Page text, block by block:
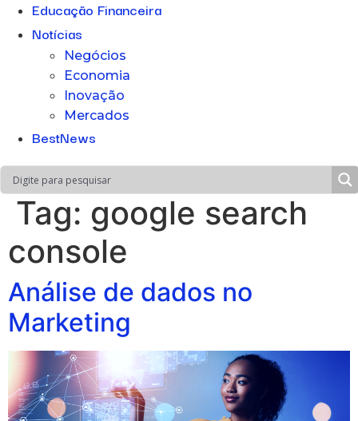
Educação Financeira
Notícias
Negócios
Economia
Inovação
Mercados
BestNews
Tag: google search
console
Análise de dados no
Marketing